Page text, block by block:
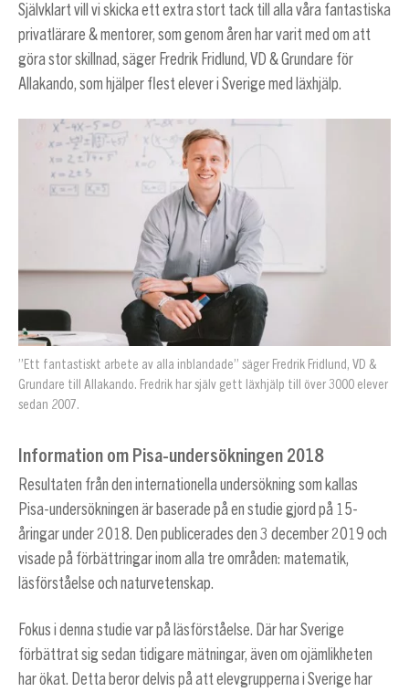
Självklart vill vi skicka ett extra stort tack till alla våra fantastiska
privatlärare & mentorer, som genom åren har varit med om att
göra stor skillnad, säger Fredrik Fridlund, VD & Grundare för
Allakando, som hjälper flest elever i Sverige med läxhjälp.
”Ett fantastiskt arbete av alla inblandade” säger Fredrik Fridlund, VD &
Grundare till Allakando. Fredrik har själv gett läxhjälp till över 3000 elever
sedan 2007.
Information om Pisa-undersökningen 2018
Resultaten från den internationella undersökning som kallas
Pisa-undersökningen är baserade på en studie gjord på 15-
åringar under 2018. Den publicerades den 3 december 2019 och
visade på förbättringar inom alla tre områden: matematik,
läsförståelse och naturvetenskap.
Fokus i denna studie var på läsförståelse. Där har Sverige
förbättrat sig sedan tidigare mätningar, även om ojämlikheten
har ökat. Detta beror delvis på att elevgrupperna i Sverige har